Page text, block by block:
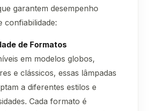
garantem desempenho
confiabilidade:
de Formatos
em modelos globos,
e clássicos, essas lâmpadas
a diferentes estilos e
Cada formato é